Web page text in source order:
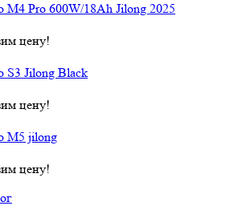
M4 Pro 600W/18Ah Jilong 2025
цену!
S3 Jilong Black
цену!
M5 jilong
цену!